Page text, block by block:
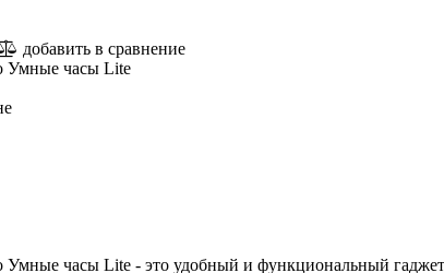
добавить в сравнение
Умные часы Lite
Умные часы Lite - это удобный и функциональный